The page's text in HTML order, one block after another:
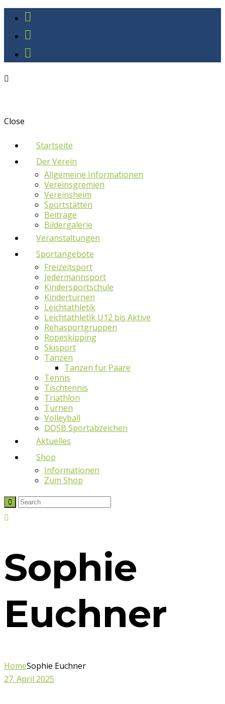
Close
Startseite
Der Verein
Allgemeine Informationen
Vereinsgremien
Vereinsheim
Sportstätten
Beiträge
Bildergalerie
Veranstaltungen
Sportangebote
Freizeitsport
Jedermannsport
Kindersportschule
Kinderturnen
Leichtathletik
Leichtathletik U12 bis Aktive
Rehasportgruppen
Ropeskipping
Skisport
Tanzen
Tanzen für Paare
Tennis
Tischtennis
Triathlon
Turnen
Volleyball
DOSB Sportabzeichen
Aktuelles
Shop
Informationen
Zum Shop
Sophie
Euchner
HomeSophie Euchner
27. April 2025